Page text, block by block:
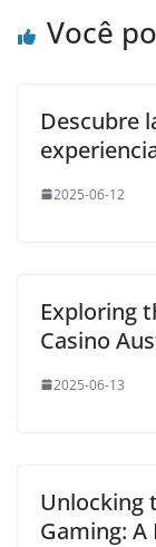
Você
Descubre
2025-06-12
Exploring
Casino
2025-06-13
Unlocking
Gaming: